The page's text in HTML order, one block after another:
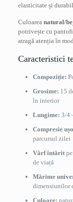
elasticitate și
Culoarea natural/
potrivește cu
atragă atenția în
Caracteristici
Compoziție:
Grosime: 15
în interior
Lungime: 3/4
Compresie
parcursul zilei
Vârf întărit
de viață
Mărime
dimensiunilor
Culoare: